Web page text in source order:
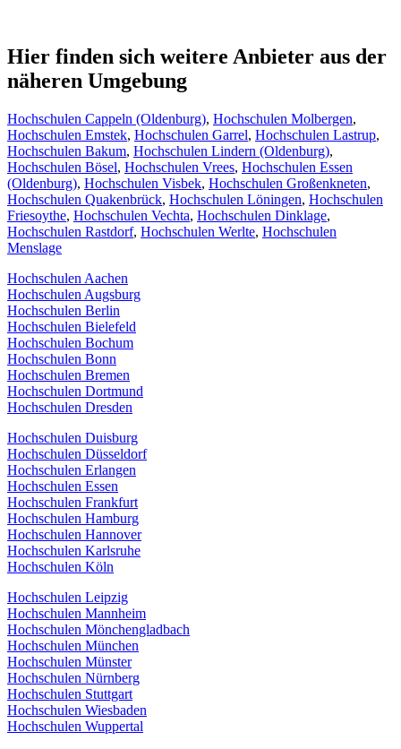
Hier finden sich weitere Anbieter aus der
näheren Umgebung
Hochschulen Cappeln (Oldenburg), Hochschulen Molbergen,
Hochschulen Emstek, Hochschulen Garrel, Hochschulen Lastrup,
Hochschulen Bakum, Hochschulen Lindern (Oldenburg),
Hochschulen Bösel, Hochschulen Vrees, Hochschulen Essen
(Oldenburg), Hochschulen Visbek, Hochschulen Großenkneten,
Hochschulen Quakenbrück, Hochschulen Löningen, Hochschulen
Friesoythe, Hochschulen Vechta, Hochschulen Dinklage,
Hochschulen Rastdorf, Hochschulen Werlte, Hochschulen
Menslage
Hochschulen Aachen
Hochschulen Augsburg
Hochschulen Berlin
Hochschulen Bielefeld
Hochschulen Bochum
Hochschulen Bonn
Hochschulen Bremen
Hochschulen Dortmund
Hochschulen Dresden
Hochschulen Duisburg
Hochschulen Düsseldorf
Hochschulen Erlangen
Hochschulen Essen
Hochschulen Frankfurt
Hochschulen Hamburg
Hochschulen Hannover
Hochschulen Karlsruhe
Hochschulen Köln
Hochschulen Leipzig
Hochschulen Mannheim
Hochschulen Mönchengladbach
Hochschulen München
Hochschulen Münster
Hochschulen Nürnberg
Hochschulen Stuttgart
Hochschulen Wiesbaden
Hochschulen Wuppertal